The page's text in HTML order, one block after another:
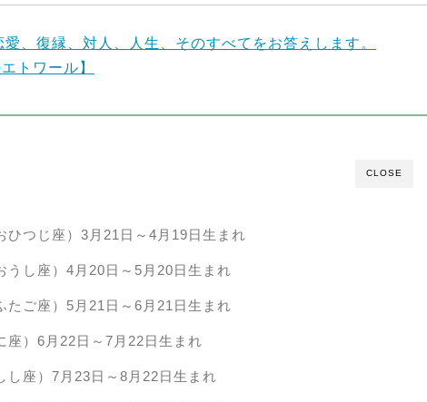
、復縁、対人、人生、そのすべてをお答えします。
トワール】
CLOSE
ひつじ座）3月21日～4月19日生まれ
うし座）4月20日～5月20日生まれ
たご座）5月21日～6月21日生まれ
座）6月22日～7月22日生まれ
し座）7月23日～8月22日生まれ